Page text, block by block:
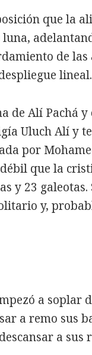
que la
de las
lineal.
de Alí Pachá y
Uluch Alí y
por
débil que la
y 23
y,
a soplar
a remo sus
a sus